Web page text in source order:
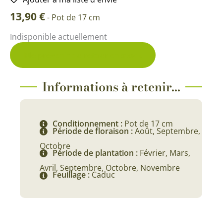
13,90€- Pot de 17 cm
Indisponible actuellement
Informations à retenir...
Conditionnement : Pot de 17 cm
Période de floraison :Août, Septembre,
Octobre
Période de plantation : Février, Mars,
Avril, Septembre, Octobre, Novembre
Feuillage : Caduc